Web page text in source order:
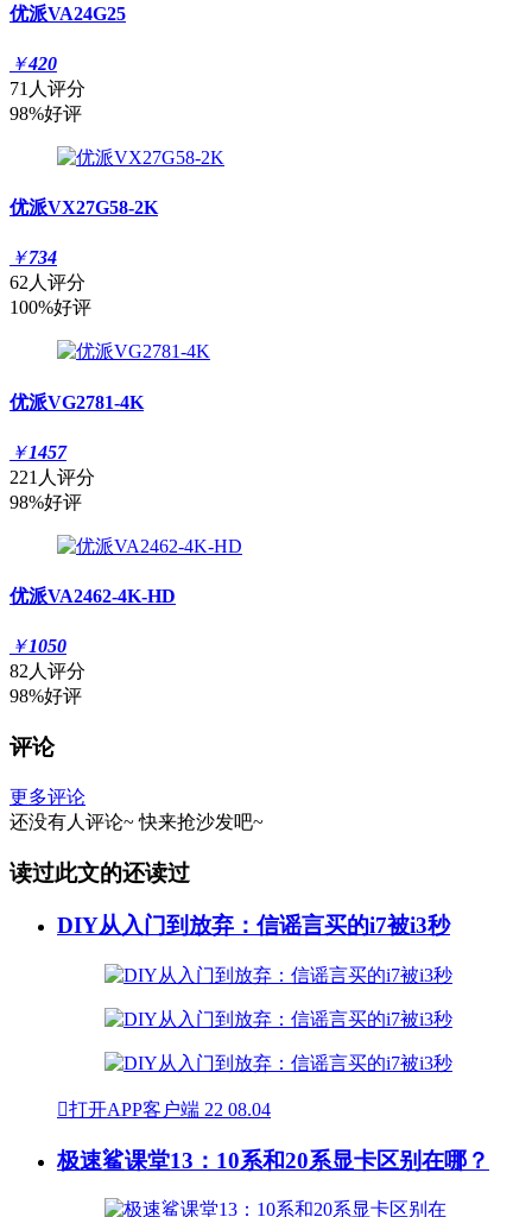
优派VA24G25
￥420
71人评分
98%好评
优派VX27G58-2K
￥734
62人评分
100%好评
优派VG2781-4K
￥1457
221人评分
98%好评
优派VA2462-4K-HD
￥1050
82人评分
98%好评
评论
更多评论
还没有人评论~ 快来抢沙发吧~
读过此文的还读过
DIY从入门到放弃：信谣言买的i7被i3秒
打开APP客户端 22 08.04
极速鲨课堂13：10系和20系显卡区别在哪？